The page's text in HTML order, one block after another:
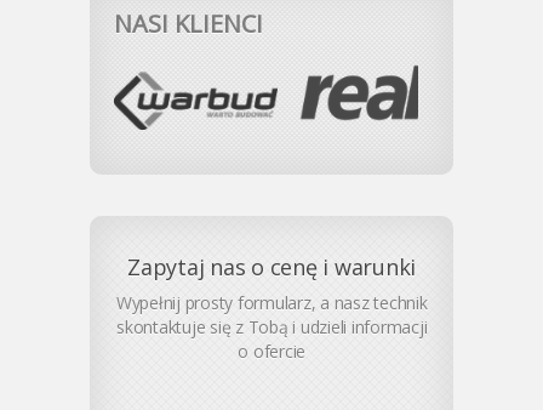
NASI KLIENCI
Zapytaj nas o cenę i warunki
Wypełnij prosty formularz, a nasz technik
skontaktuje się z Tobą i udzieli informacji
o ofercie